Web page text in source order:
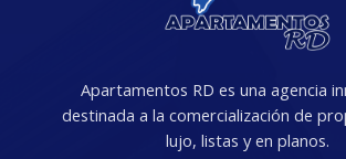
Apartamentos RD es una agencia
destinada a la comercialización de
lujo, listas y en planos.